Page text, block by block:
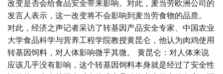
改变是否会给食品安全带来影响。对此，麦当劳欧洲公司的
发言人表示，这一改变将不会影响到麦当劳食物的品质。
对此，经济之声记者采访了转基因产品安全专家、中国农业
大学食品科学与营养工程学院教授黄昆仑，他认为肉鸡使用
转基因饲料，对人体影响微乎其微。 黄昆仑：对人体来说
应该几乎没有影响，这个转基因饲料本身就是经过了安全性